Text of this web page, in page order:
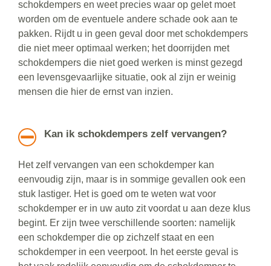
schokdempers en weet precies waar op gelet moet
worden om de eventuele andere schade ook aan te
pakken. Rijdt u in geen geval door met schokdempers
die niet meer optimaal werken; het doorrijden met
schokdempers die niet goed werken is minst gezegd
een levensgevaarlijke situatie, ook al zijn er weinig
mensen die hier de ernst van inzien.
Kan ik schokdempers zelf vervangen?
Het zelf vervangen van een schokdemper kan
eenvoudig zijn, maar is in sommige gevallen ook een
stuk lastiger. Het is goed om te weten wat voor
schokdemper er in uw auto zit voordat u aan deze klus
begint. Er zijn twee verschillende soorten: namelijk
een schokdemper die op zichzelf staat en een
schokdemper in een veerpoot. In het eerste geval is